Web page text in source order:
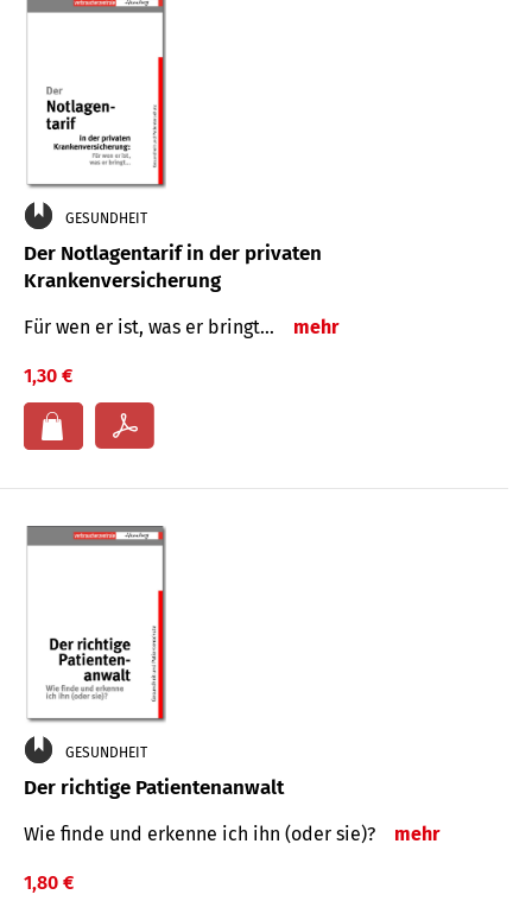
GESUNDHEIT
Der Notlagentarif in der privaten
Krankenversicherung
Für wen er ist, was er bringt… mehr
1,30 €
GESUNDHEIT
Der richtige Patientenanwalt
Wie finde und erkenne ich ihn (oder sie)? mehr
1,80 €